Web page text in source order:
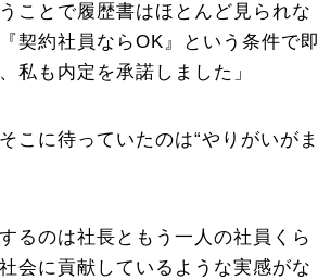
ことで履歴書はほとんど見られな
契約社員ならOK』という条件で即
私も内定を承諾しました」
こに待っていたのは“やりがいがま
るのは社長ともう一人の社員くら
会に貢献しているような実感がな